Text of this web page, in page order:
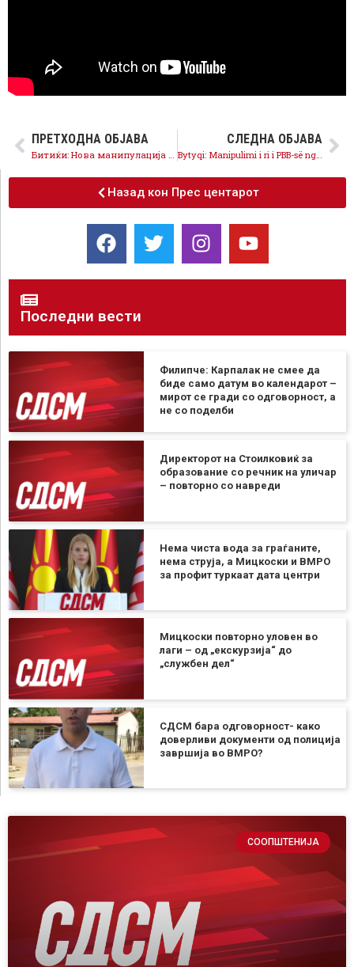
ПРЕТХОДНА ОБЈАВА СЛЕДНА ОБЈАВА
Bytyqi: Manipulimi i ri i PBB-së nga Mickoski, me inflacion prej 5.7%, standardi i jetesës po bie
Назад кон Прес центарот
Последни вести
Филипче: Карпалак не смее да
биде само датум во календарот –
мирот се гради со одговорност, а
не со поделби
Директорот на Стоилковиќ за
образование со речник на уличар
– повторно со навреди
Нема чиста вода за граѓаните,
нема струја, а Мицкоски и ВМРО
за профит туркаат дата центри
Мицкоски повторно уловен во
лаги – од „екскурзија“ до
„службен дел“
СДСМ бара одговорност- како
доверливи документи од полиција
завршија во ВМРО?
СООПШТЕНИЈА